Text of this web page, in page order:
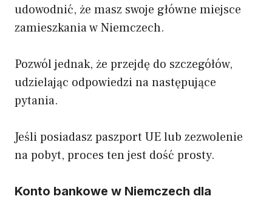
udowodnić, że masz swoje główne miejsce
zamieszkania w Niemczech.
Pozwól jednak, że przejdę do szczegółów,
udzielając odpowiedzi na następujące
pytania.
Jeśli posiadasz paszport UE lub zezwolenie
na pobyt, proces ten jest dość prosty.
Konto bankowe w Niemczech dla